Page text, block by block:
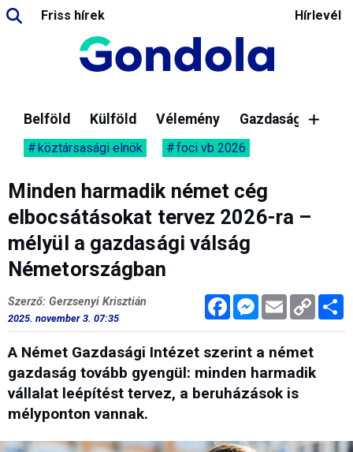
Friss hírek Hírlevél
Belföld Külföld Vélemény Gazdaság
köztársasági elnök foci vb 2026
Minden harmadik német cég
elbocsátásokat tervez 2026-ra –
mélyül a gazdasági válság
Németországban
FacebookMessenger
Email Copy
Link
Szerző: Gerzsenyi Krisztián
2025. november 3. 07:35
A Német Gazdasági Intézet szerint a német
gazdaság tovább gyengül: minden harmadik
vállalat leépítést tervez, a beruházások is
mélyponton vannak.